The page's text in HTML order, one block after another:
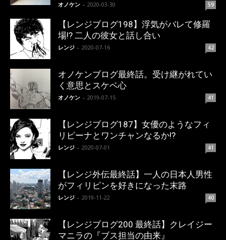
オノケン - 2020-03-30 59
【レンジブログ198】浮気がバレて修羅
場!? 二人の彼女と話し合い
レンジ - 2020-07-16 42
オノケンブログ最終話。受け継がれてい
く意思とスケベ心
オノケン - 2019-07-15 41
【レンジブログ187】女優のようなフィ
リピーナとワンチャンなるか!?
レンジ - 2020-07-01 41
【レンジ外伝最終話】一人の日本人男性
がフィリピンを好きになった末路
レンジ - 2019-11-22 40
【レンジブログ200 最終話】クレイジー
マニラの『ブス担当の由来』